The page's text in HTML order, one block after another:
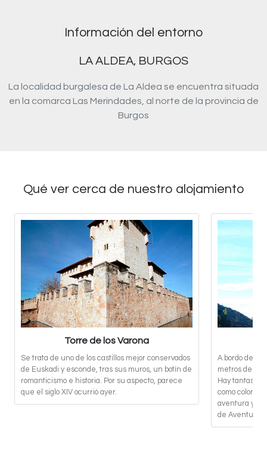
Información del entorno
LA ALDEA, BURGOS
La localidad burgalesa de La Aldea se encuentra situada
en la comarca Las Merindades, al norte de la provincia de
Burgos
Qué ver cerca de nuestro alojamiento
Torre de los Varona
Se trata de uno de los castillos mejor conservados
de Euskadi y esconde, tras sus muros, un botín de
romanticismo e historia. Por su aspecto, parece
que el siglo XIV ocurrió ayer.
A bordo de
metros de
Hay tantas
como colores
aventura y la
de Aventuras.